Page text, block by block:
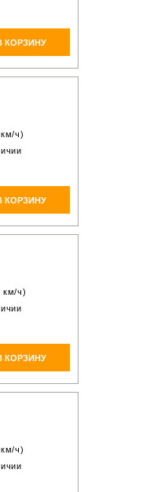
КОРЗИНУ
ч)
КОРЗИНУ
км/ч)
КОРЗИНУ
ч)